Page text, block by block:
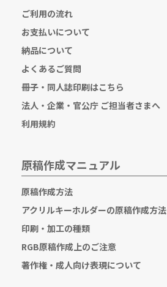
ご利用の流れ
お支払いについて
納品について
よくあるご質問
冊子・同人誌印刷はこちら
法人・企業・官公庁 ご担当者さまへ
利用規約
原稿作成マニュアル
原稿作成方法
アクリルキーホルダーの原稿作成方法
印刷・加工の種類
RGB原稿作成上のご注意
著作権・成人向け表現について